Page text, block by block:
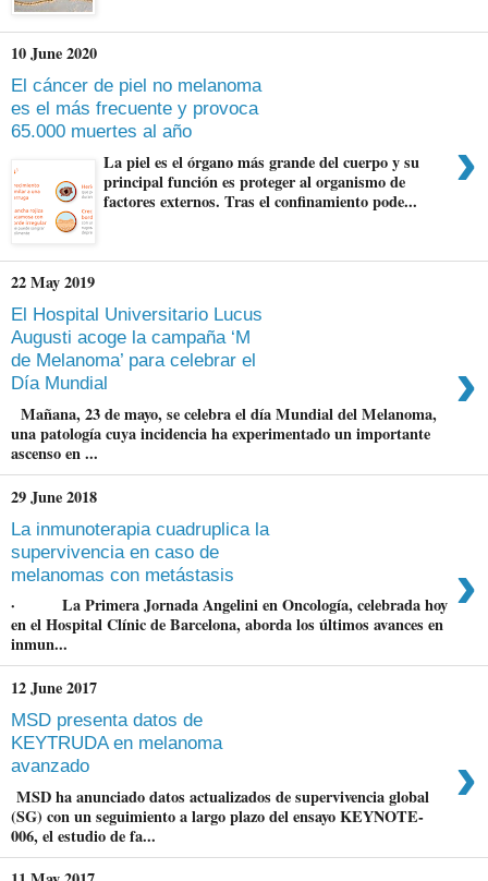
10 June 2020
El cáncer de piel no melanoma
es el más frecuente y provoca
65.000 muertes al año
›
La piel es el órgano más grande del cuerpo y su
principal función es proteger al organismo de
factores externos. Tras el confinamiento pode...
22 May 2019
El Hospital Universitario Lucus
Augusti acoge la campaña ‘M
de Melanoma’ para celebrar el
Día Mundial
›
Mañana, 23 de mayo, se celebra el día Mundial del Melanoma,
una patología cuya incidencia ha experimentado un importante
ascenso en ...
29 June 2018
La inmunoterapia cuadruplica la
supervivencia en caso de
melanomas con metástasis
›
· La Primera Jornada Angelini en Oncología, celebrada hoy
en el Hospital Clínic de Barcelona, aborda los últimos avances en
inmun...
12 June 2017
MSD presenta datos de
KEYTRUDA en melanoma
avanzado
›
MSD ha anunciado datos actualizados de supervivencia global
(SG) con un seguimiento a largo plazo del ensayo KEYNOTE-
006, el estudio de fa...